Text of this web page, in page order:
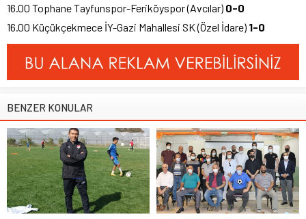
16.00 Tophane Tayfunspor-Feriköyspor (Avcılar) 0-0
16.00 Küçükçekmece İY-Gazi Mahallesi SK (Özel İdare) 1-0
BENZER KONULAR